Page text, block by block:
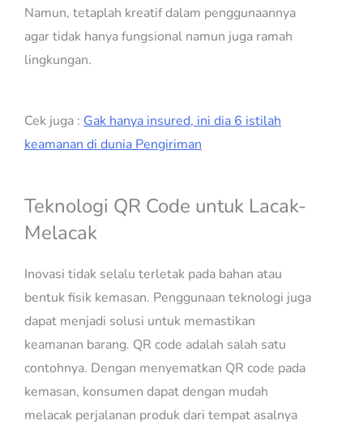
Namun, tetaplah kreatif dalam penggunaannya
agar tidak hanya fungsional namun juga ramah
lingkungan.
Cek juga : Gak hanya insured, ini dia 6 istilah
keamanan di dunia Pengiriman
Teknologi QR Code untuk Lacak-
Melacak
Inovasi tidak selalu terletak pada bahan atau
bentuk fisik kemasan. Penggunaan teknologi juga
dapat menjadi solusi untuk memastikan
keamanan barang. QR code adalah salah satu
contohnya. Dengan menyematkan QR code pada
kemasan, konsumen dapat dengan mudah
melacak perjalanan produk dari tempat asalnya